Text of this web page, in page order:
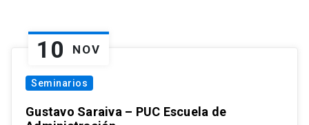
10 NOV
Seminarios
Gustavo Saraiva – PUC Escuela de